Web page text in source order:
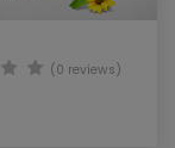
(0 reviews)